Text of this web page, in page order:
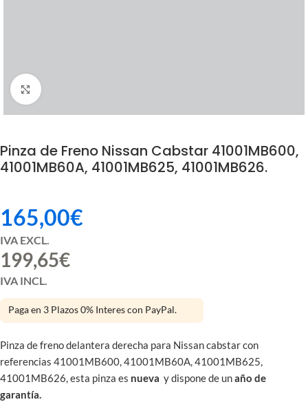
Click to enlarge
Pinza de Freno Nissan Cabstar 41001MB600,
41001MB60A, 41001MB625, 41001MB626.
165,00€
IVA EXCL.
199,65€
IVA INCL.
Paga en 3 Plazos 0% Interes con PayPal.
Pinza de freno delantera derecha para Nissan cabstar con
referencias 41001MB600, 41001MB60A, 41001MB625,
41001MB626, esta pinza es nueva y dispone de unaño de
garantía.